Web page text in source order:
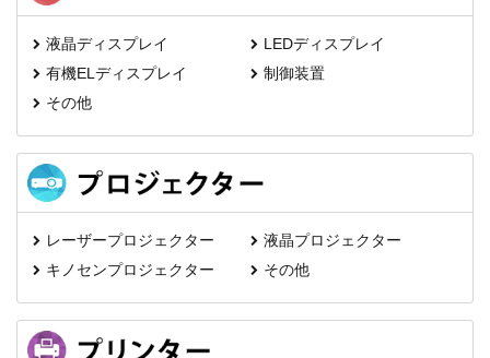
液晶ディスプレイ
LEDディスプレイ
有機ELディスプレイ
制御装置
その他
レーザープロジェクター
液晶プロジェクター
キノセンプロジェクター
その他